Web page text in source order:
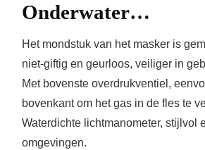
Onderwater…
Het mondstuk van het masker is
niet-giftig en geurloos, veiliger in
Met bovenste overdrukventiel,
bovenkant om het gas in de fles te
Waterdichte lichtmanometer, stijlvol
omgevingen.